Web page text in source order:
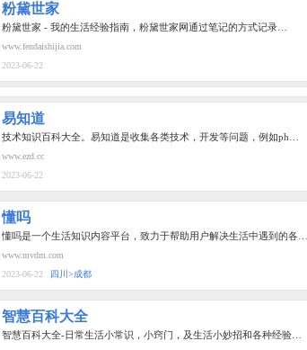
粉黛世家
粉黛世家 - 我的生活经验指南，粉黛世家网通过笔记的方式记录…
www.fendaishijia.com
2023-06-22
易知道
技术知识百科大全。易知道是收集各类技术，开发等问题，例如ph…
www.ezd.cc
2023-06-22
懂吗
懂吗是一个生活知识内容平台，致力于帮助用户解决生活中遇到的各…
www.mvdm.com
2023-06-22
四川>成都
智慧百科大全
智慧百科大全-日常生活小常识，小窍门，及生活小妙招和各种经验…